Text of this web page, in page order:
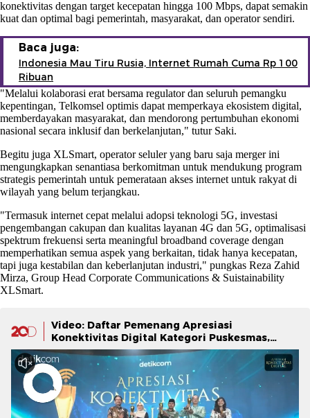
konektivitas dengan target kecepatan hingga 100 Mbps, dapat semakin
kuat dan optimal bagi pemerintah, masyarakat, dan operator sendiri.
Baca juga:
Indonesia Mau Tiru Rusia, Internet Rumah Cuma Rp 100
Ribuan
"Melalui kolaborasi erat bersama regulator dan seluruh pemangku
kepentingan, Telkomsel optimis dapat memperkaya ekosistem digital,
memberdayakan masyarakat, dan mendorong pertumbuhan ekonomi
nasional secara inklusif dan berkelanjutan," tutur Saki.
Begitu juga XLSmart, operator seluler yang baru saja merger ini
mengungkapkan senantiasa berkomitman untuk mendukung program
strategis pemerintah untuk pemerataan akses internet untuk rakyat di
wilayah yang belum terjangkau.
"Termasuk internet cepat melalui adopsi teknologi 5G, investasi
pengembangan cakupan dan kualitas layanan 4G dan 5G, optimalisasi
spektrum frekuensi serta meaningful broadband coverage dengan
memperhatikan semua aspek yang berkaitan, tidak hanya kecepatan,
tapi juga kestabilan dan keberlanjutan industri," pungkas Reza Zahid
Mirza, Group Head Corporate Communications & Suistainability
XLSmart.
Video: Daftar Pemenang Apresiasi
Konektivitas Digital Kategori Puskesmas,
Sekolah, Pos TNI